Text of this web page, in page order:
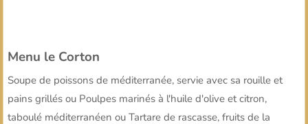
Menu le Corton
Soupe de poissons de méditerranée, servie avec sa rouille et
pains grillés ou Poulpes marinés à l'huile d'olive et citron,
taboulé méditerranéen ou Tartare de rascasse, fruits de la